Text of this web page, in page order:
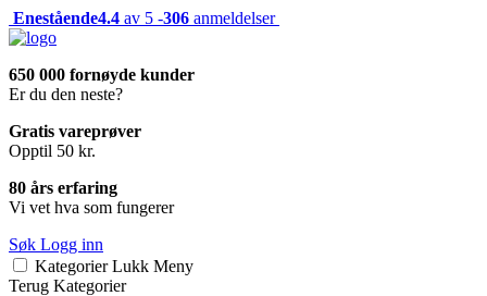
Enestående4.4 av 5 -306 anmeldelser
650 000 fornøyde kunder
Er du den neste?
Gratis vareprøver
Opptil 50 kr.
80 års erfaring
Vi vet hva som fungerer
Søk Logg inn
Kategorier Lukk Meny
Terug Kategorier